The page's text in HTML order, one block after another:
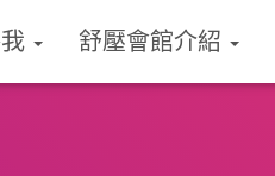
舒壓會館介紹